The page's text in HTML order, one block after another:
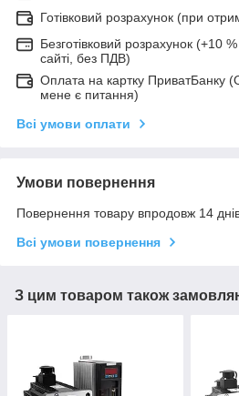
Готівковий розрахунок (при
Безготівковий розрахунок (+10
сайті, без ПДВ)
Оплата на картку ПриватБанку
мене є питання)
Всі умови оплати
Умови повернення
Повернення товару впродовж 14
Всі умови повернення
З цим товаром також